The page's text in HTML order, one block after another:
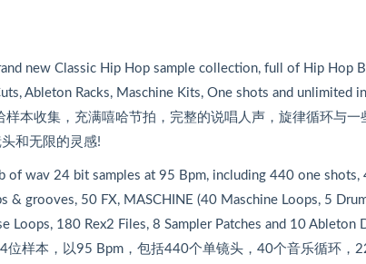
new Classic Hip Hop sample collection, full of Hip Hop
Ableton Racks, Maschine Kits, One shots and unlimited
本收集，充满嘻哈节拍，完整的说唱人声，旋律循环与一
和无限的灵感!
of wav 24 bit samples at 95 Bpm, including 440 one shots,
& grooves, 50 FX, MASCHINE (40 Maschine Loops, 5
Loops, 180 Rex2 Files, 8 Sampler Patches and 10 Ableton
位样本，以95 Bpm，包括440个单镜头，40个音乐循环，